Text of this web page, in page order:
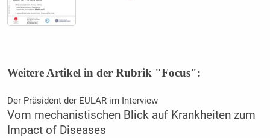
Weitere Artikel in der Rubrik "Focus":
Der Präsident der EULAR im Interview
Vom mechanistischen Blick auf Krankheiten zum
Impact of Diseases